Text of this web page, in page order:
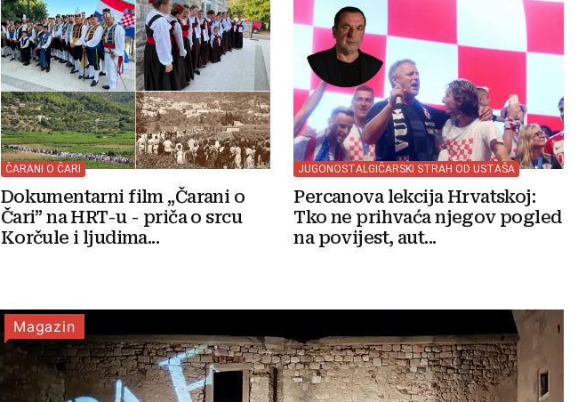
ČARANI O ČARI
Dokumentarni film „Čarani o
Čari” na HRT-u - priča o srcu
Korčule i ljudima...
JUGONOSTALGIČARSKI STRAH OD USTAŠA
Percanova lekcija Hrvatskoj:
Tko ne prihvaća njegov pogled
na povijest, aut...
Magazin